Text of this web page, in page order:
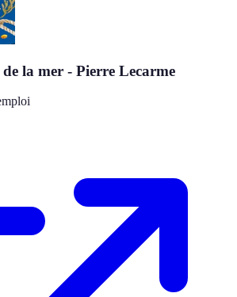
la mer - Pierre Lecarme